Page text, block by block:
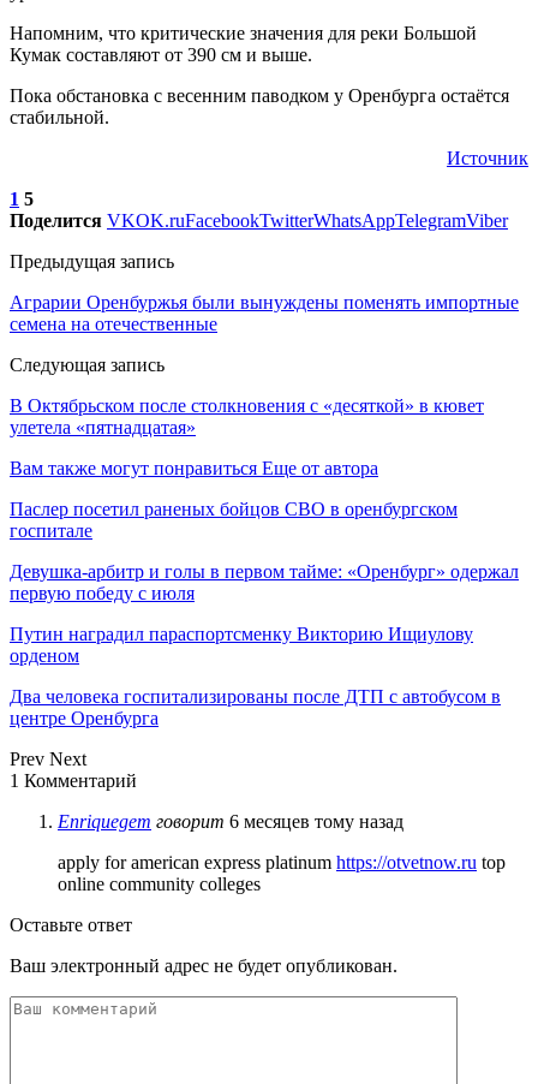
Напомним, что критические значения для реки Большой
Кумак составляют от 390 см и выше.
Пока обстановка с весенним паводком у Оренбурга остаётся
стабильной.
Источник
1 5
Поделится VKOK.ruFacebookTwitterWhatsAppTelegramViber
Предыдущая запись
Аграрии Оренбуржья были вынуждены поменять импортные
семена на отечественные
Следующая запись
В Октябрьском после столкновения с «десяткой» в кювет
улетела «пятнадцатая»
Вам также могут понравиться Еще от автора
Паслер посетил раненых бойцов СВО в оренбургском
госпитале
Девушка-арбитр и голы в первом тайме: «Оренбург» одержал
первую победу с июля
Путин наградил параспортсменку Викторию Ищиулову
орденом
Два человека госпитализированы после ДТП с автобусом в
центре Оренбурга
Prev Next
1 Комментарий
Enriquegem говорит 6 месяцев тому назад
apply for american express platinum https://otvetnow.ru top
online community colleges
Оставьте ответ
Ваш электронный адрес не будет опубликован.